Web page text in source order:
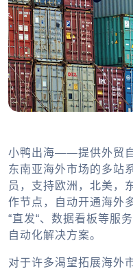
小鸭出海——提供外贸
东南亚海外市场的多站
员，支持欧洲，北美，
作节点，自动开通海外
“直发“、数据看板等服
自动化解决方案。
对于许多渴望拓展海外